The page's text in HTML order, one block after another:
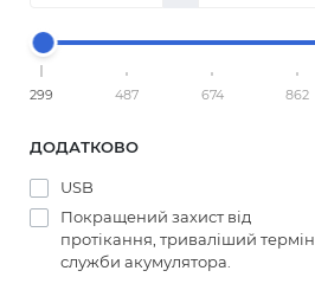
299 487 674 862
ДОДАТКОВО
USB
Покращений захист від
протікання, триваліший термін
служби акумулятора.